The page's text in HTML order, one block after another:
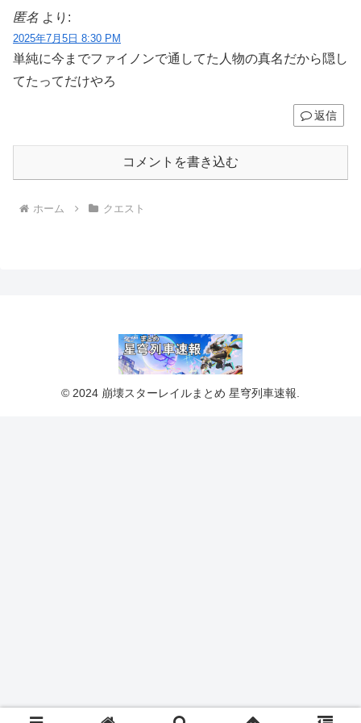
匿名 より:
2025年7月5日 8:30 PM
単純に今までファイノンで通してた人物の真名だから隠し
てたってだけやろ
返信
コメントを書き込む
ホーム クエスト
© 2024 崩壊スターレイルまとめ 星穹列車速報.